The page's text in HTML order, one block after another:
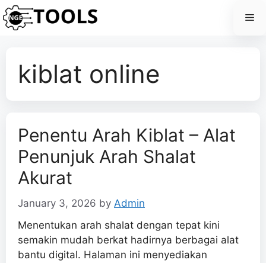
Skip
to
kiblat online
Penentu Arah Kiblat – Alat
Penunjuk Arah Shalat
Akurat
January 3, 2026 by Admin
Menentukan arah shalat dengan tepat kini
semakin mudah berkat hadirnya berbagai alat
bantu digital. Halaman ini menyediakan